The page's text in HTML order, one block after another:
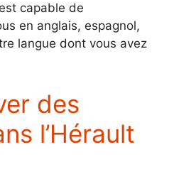
capable de
en anglais, espagnol,
langue dont vous avez
des
l’Hérault